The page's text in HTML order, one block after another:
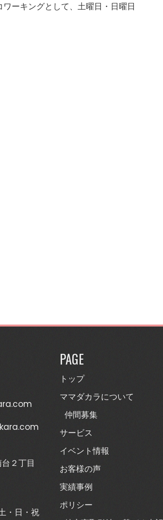
ーキングとして、土曜日・日曜日
２丁目
・日・祝
PAGE
トップ
ママダカラについて
仲間募集
サービス
イベント情報
お客様の声
実績事例
ポリシー